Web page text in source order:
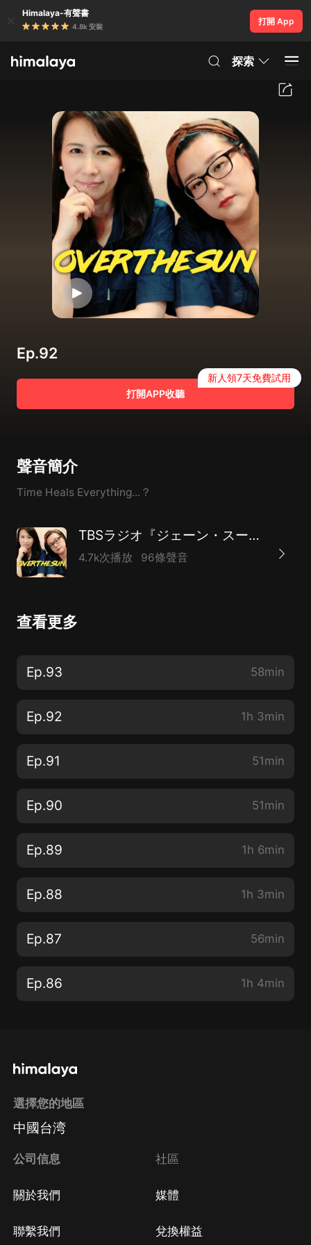
Himalaya-有聲書
4.8k 安裝
打開 App
探索
Ep.92
打開APP收聽
新人領7天免費試用
聲音簡介
Time Heals Everything...？
TBSラジオ『ジェーン・スーと堀井美香の「OVER THE SUN」』
4.7k次播放 96條聲音
查看更多
Ep.93 58min
Ep.92 1h 3min
Ep.91 51min
Ep.90 51min
Ep.89 1h 6min
Ep.88 1h 3min
Ep.87 56min
Ep.86 1h 4min
選擇您的地區
中國台湾
公司信息
關於我們
聯繫我們
社區
媒體
兌換權益